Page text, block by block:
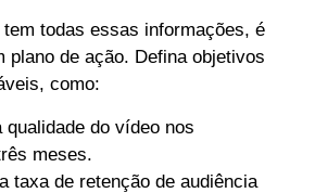
todas essas informações, é
plano de ação. Defina objetivos
como:
qualidade do vídeo nos
meses.
taxa de retenção de audiência